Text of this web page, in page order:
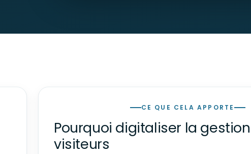
CE QUE CELA APPORTE
Pourquoi digitaliser la
visiteurs